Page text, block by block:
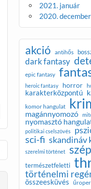
2021. január
2020. december
akció antihős
dark fantasy
epic fantasy
heroic fantasy horror
karakterközpontú
komor hangulat
magánnyomozó
nyomasztó
politikai cselszövés
sci-fi skandináv
szerelmi történet
természetfeletti
történelmi
összeesküvés